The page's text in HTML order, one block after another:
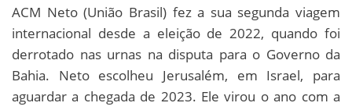
ACM Neto (União Brasil) fez a sua segunda viagem
internacional desde a eleição de 2022, quando foi
derrotado nas urnas na disputa para o Governo da
Bahia. Neto escolheu Jerusalém, em Israel, para
aguardar a chegada de 2023. Ele virou o ano com a